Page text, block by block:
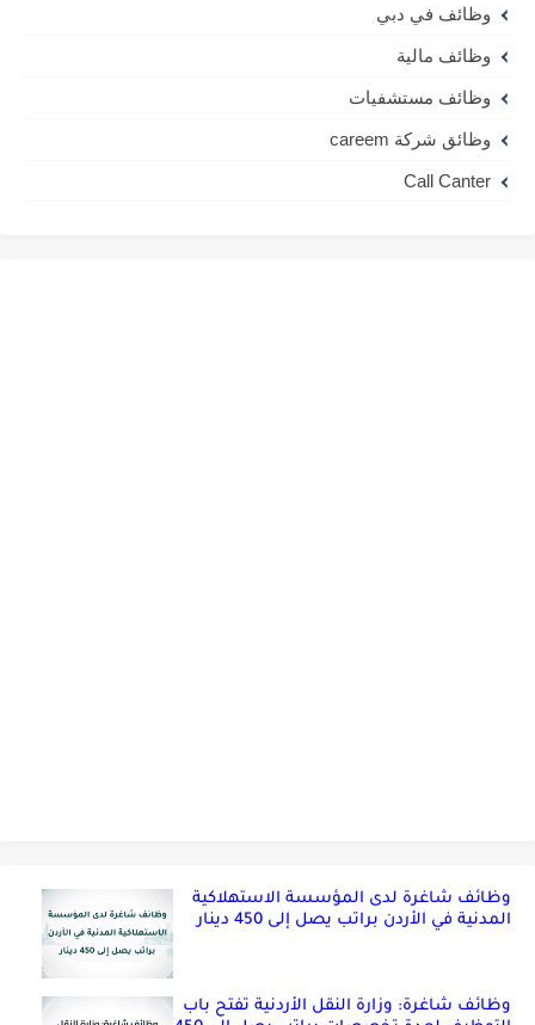
وظائف في دبي
وظائف مالية
وظائف مستشفيات
وظائق شركة careem
Call Canter
وظائف شاغرة لدى المؤسسة الاستهلاكية
المدنية في الأردن براتب يصل إلى 450 دينار
وظائف شاغرة: وزارة النقل الأردنية تفتح باب